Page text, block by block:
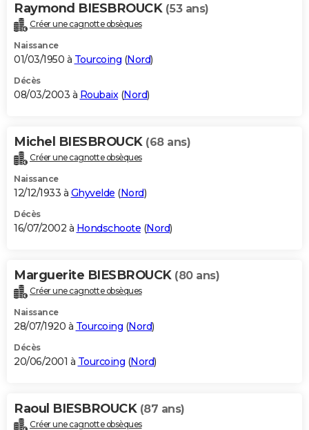
Raymond BIESBROUCK (53 ans)
Créer une cagnotte obsèques
Naissance
01/03/1950 à Tourcoing (Nord)
Décès
08/03/2003 à Roubaix(Nord)
Michel BIESBROUCK (68 ans)
Créer une cagnotte obsèques
Naissance
12/12/1933 à Ghyvelde (Nord)
Décès
16/07/2002 à Hondschoote (Nord)
Marguerite BIESBROUCK (80 ans)
Créer une cagnotte obsèques
Naissance
28/07/1920 à Tourcoing (Nord)
Décès
20/06/2001 à Tourcoing (Nord)
Raoul BIESBROUCK (87 ans)
Créer une cagnotte obsèques